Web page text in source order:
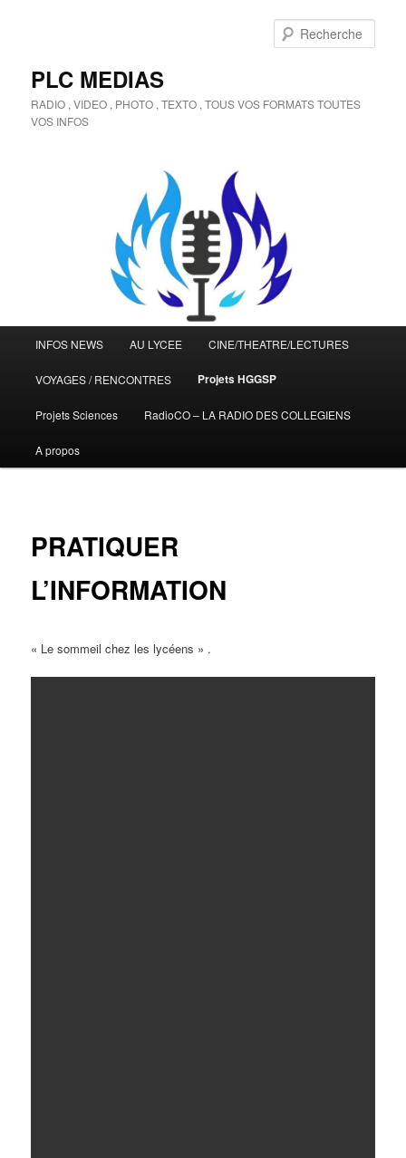
PLC MEDIAS
RADIO , VIDEO , PHOTO , TEXTO , TOUS VOS FORMATS TOUTES
VOS INFOS
principal
INFOS NEWS AU LYCEE CINE/THEATRE/LECTURES
VOYAGES / RENCONTRES Projets HGGSP
Projets Sciences RadioCO – LA RADIO DES COLLEGIENS
A propos
PRATIQUER
L’INFORMATION
« Le sommeil chez les lycéens » .